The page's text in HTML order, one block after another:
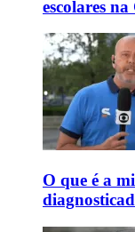
escolares
O que é a